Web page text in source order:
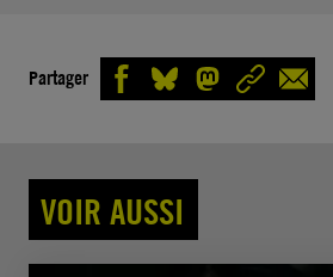
Partager
VOIR AUSSI